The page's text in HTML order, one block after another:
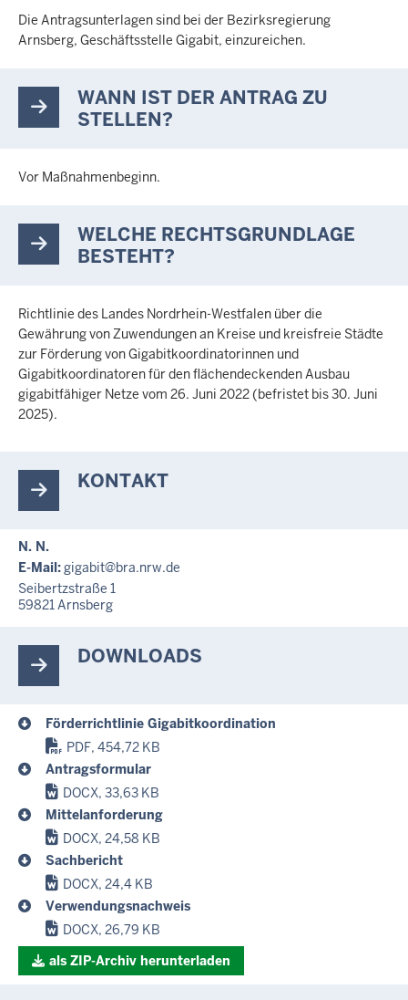
Die Antragsunterlagen sind bei der Bezirksregierung
Arnsberg, Geschäftsstelle Gigabit, einzureichen.
WANN IST DER ANTRAG ZU
STELLEN?
Vor Maßnahmenbeginn.
WELCHE RECHTSGRUNDLAGE
BESTEHT?
Richtlinie des Landes Nordrhein-Westfalen über die
Gewährung von Zuwendungen an Kreise und kreisfreie Städte
zur Förderung von Gigabitkoordinatorinnen und
Gigabitkoordinatoren für den flächendeckenden Ausbau
gigabitfähiger Netze vom 26. Juni 2022 (befristet bis 30. Juni
2025).
KONTAKT
N. N.
E-Mail:gigabit@bra.nrw.de
Seibertzstraße 1
59821 Arnsberg
DOWNLOADS
Förderrichtlinie Gigabitkoordination
PDF, 454,72 KB
Antragsformular
DOCX, 33,63 KB
Mittelanforderung
DOCX, 24,58 KB
Sachbericht
DOCX, 24,4 KB
Verwendungsnachweis
DOCX, 26,79 KB
als ZIP-Archiv herunterladen